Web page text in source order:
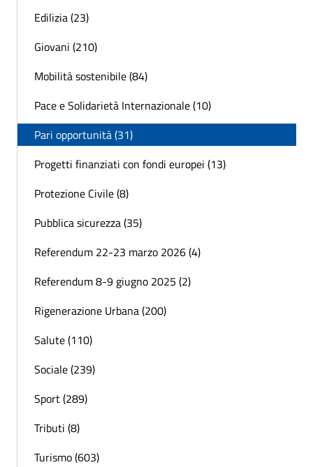
Edilizia (23)
Giovani (210)
Mobilità sostenibile (84)
Pace e Solidarietà Internazionale (10)
Pari opportunità (31)
Progetti finanziati con fondi europei (13)
Protezione Civile (8)
Pubblica sicurezza (35)
Referendum 22-23 marzo 2026 (4)
Referendum 8-9 giugno 2025 (2)
Rigenerazione Urbana (200)
Salute (110)
Sociale (239)
Sport (289)
Tributi (8)
Turismo (603)